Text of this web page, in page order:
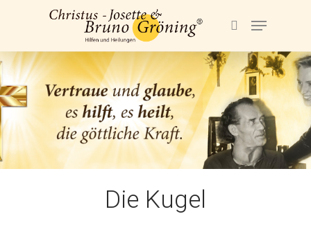
Hit enter to search or ESC to close
Die Kugel